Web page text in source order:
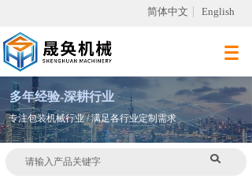
简体中文 English
多年经验-深耕行业
专注包装机械行业 / 满足各行业定制需求